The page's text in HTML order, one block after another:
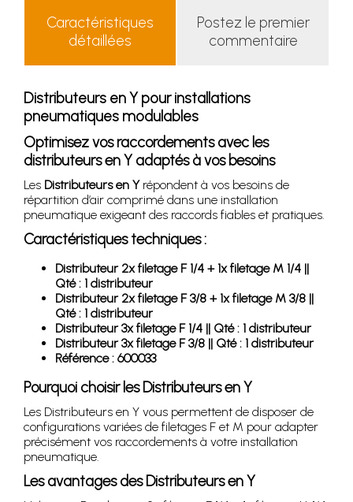
Caractéristiques
détaillées
Postez le premier
commentaire
Distributeurs en Y pour installations
pneumatiques modulables
Optimisez vos raccordements avec les
distributeurs en Y adaptés à vos besoins
Les Distributeurs en Yrépondent à vos besoins de
répartition d’air comprimé dans une installation
pneumatique exigeant des raccords fiables et pratiques.
Caractéristiques techniques :
Distributeur 2x filetage F 1/4 + 1x filetage M 1/4 ||
Qté : 1 distributeur
Distributeur 2x filetage F 3/8 + 1x filetage M 3/8 ||
Qté : 1 distributeur
Distributeur 3x filetage F 1/4 || Qté : 1 distributeur
Distributeur 3x filetage F 3/8 || Qté : 1 distributeur
Référence : 600033
Pourquoi choisir les Distributeurs en Y
Les Distributeurs en Y vous permettent de disposer de
configurations variées de filetages F et M pour adapter
précisément vos raccordements à votre installation
pneumatique.
Les avantages des Distributeurs en Y